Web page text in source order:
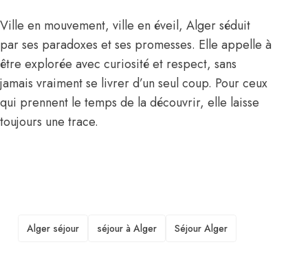
Ville en mouvement, ville en éveil, Alger séduit
par ses paradoxes et ses promesses. Elle appelle à
être explorée avec curiosité et respect, sans
jamais vraiment se livrer d’un seul coup. Pour ceux
qui prennent le temps de la découvrir, elle laisse
toujours une trace.
TAGS
Alger séjour séjour à Alger Séjour Alger